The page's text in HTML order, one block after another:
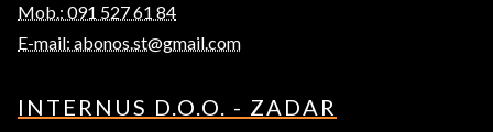
Mob.: 091 527 61 84
E-mail: abonos.st@gmail.com
INTERNUS D.O.O. - ZADAR